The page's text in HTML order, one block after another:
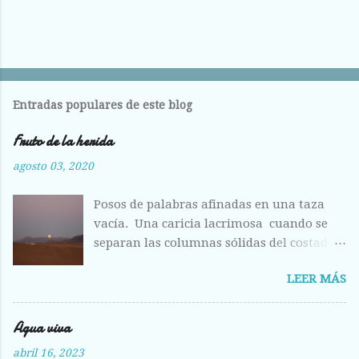
Entradas populares de este blog
Fruto de la herida
agosto 03, 2020
Posos de palabras afinadas en una taza
vacía. Una caricia lacrimosa cuando se
separan las columnas sólidas del costado.
deshecha de los huesos entrelazados en la
llanura plumosa. Raídas las alas como
LEER MÁS
Agua viva
abril 16, 2023